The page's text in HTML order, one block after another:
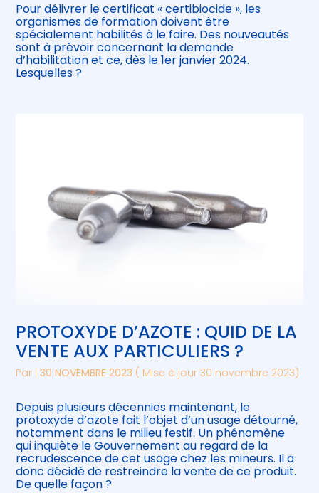
Pour délivrer le certificat « certibiocide », les
organismes de formation doivent être
spécialement habilités à le faire. Des nouveautés
sont à prévoir concernant la demande
d’habilitation et ce, dès le 1er janvier 2024.
Lesquelles ?
PROTOXYDE D’AZOTE : QUID DE LA
VENTE AUX PARTICULIERS ?
Par |30 NOVEMBRE 2023 ( Mise à jour 30 novembre 2023)
Depuis plusieurs décennies maintenant, le
protoxyde d’azote fait l’objet d’un usage détourné,
notamment dans le milieu festif. Un phénomène
qui inquiète le Gouvernement au regard de la
recrudescence de cet usage chez les mineurs. Il a
donc décidé de restreindre la vente de ce produit.
De quelle façon ?